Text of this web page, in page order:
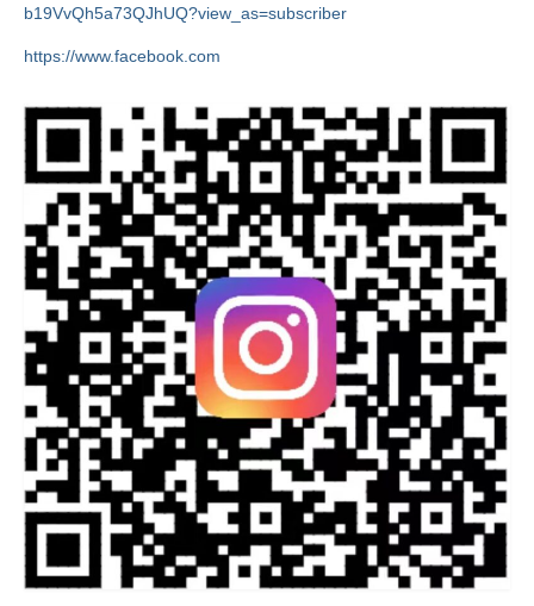
b19VvQh5a73QJhUQ?view_as=subscriber
https://www.facebook.com